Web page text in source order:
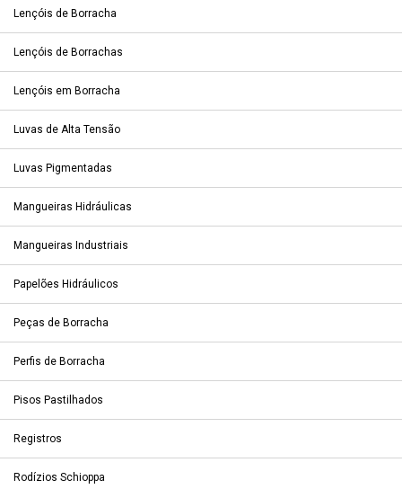
Lençóis de Borracha
Lençóis de Borrachas
Lençóis em Borracha
Luvas de Alta Tensão
Luvas Pigmentadas
Mangueiras Hidráulicas
Mangueiras Industriais
Papelões Hidráulicos
Peças de Borracha
Perfis de Borracha
Pisos Pastilhados
Registros
Rodízios Schioppa